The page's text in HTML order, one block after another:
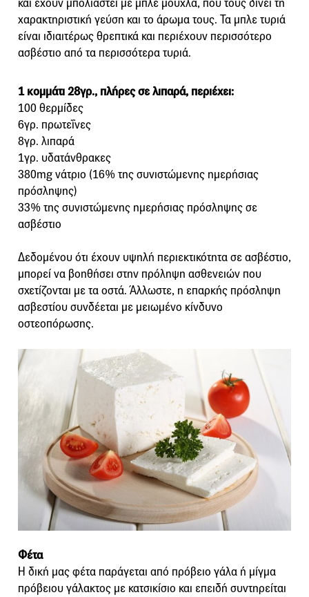
χαρακτηριστική γεύση και το άρωμα τους. Τα μπλε τυριά
είναι ιδιαιτέρως θρεπτικά και περιέχουν περισσότερο
ασβέστιο από τα περισσότερα τυριά.
1 κομμάτι 28γρ., πλήρες σε λιπαρά, περιέχει:
100 θερμίδες
6γρ. πρωτεΐνες
8γρ. λιπαρά
1γρ. υδατάνθρακες
380mg νάτριο (16% της συνιστώμενης ημερήσιας
πρόσληψης)
33% της συνιστώμενης ημερήσιας πρόσληψης σε
ασβέστιο
Δεδομένου ότι έχουν υψηλή περιεκτικότητα σε ασβέστιο,
μπορεί να βοηθήσει στην πρόληψη ασθενειών που
σχετίζονται με τα οστά. Άλλωστε, η επαρκής πρόσληψη
ασβεστίου συνδέεται με μειωμένο κίνδυνο
οστεοπόρωσης.
Φέτα
Η δική μας φέτα παράγεται από πρόβειο γάλα ή μίγμα
πρόβειου γάλακτος με κατσικίσιο και επειδή συντηρείται